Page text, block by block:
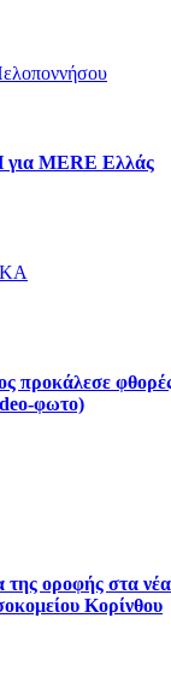
MERE Ελλάς
προκάλεσε
φωτο)
της οροφής στα
Κορίνθου